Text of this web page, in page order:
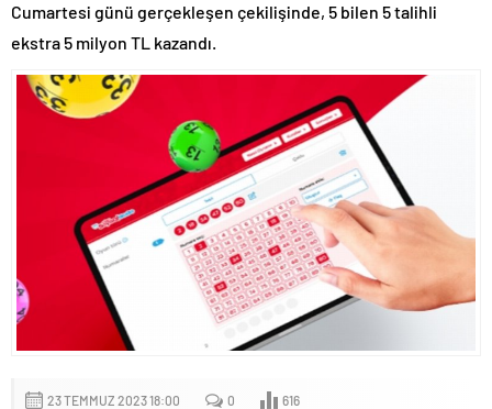
Cumartesi günü gerçekleşen çekilişinde, 5 bilen 5 talihli
ekstra 5 milyon TL kazandı.
23 TEMMUZ 2023 18:00 0 616